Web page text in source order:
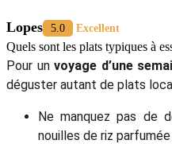
Lopes 5.0 Excellent
Quels sont les plats typiques à
Pour unvoyage d’une
déguster autant de plats
Ne manquez pas de
nouilles de riz